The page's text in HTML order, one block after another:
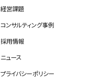
経営課題
コンサルティング事例
採用情報
ニュース
プライバシーポリシー